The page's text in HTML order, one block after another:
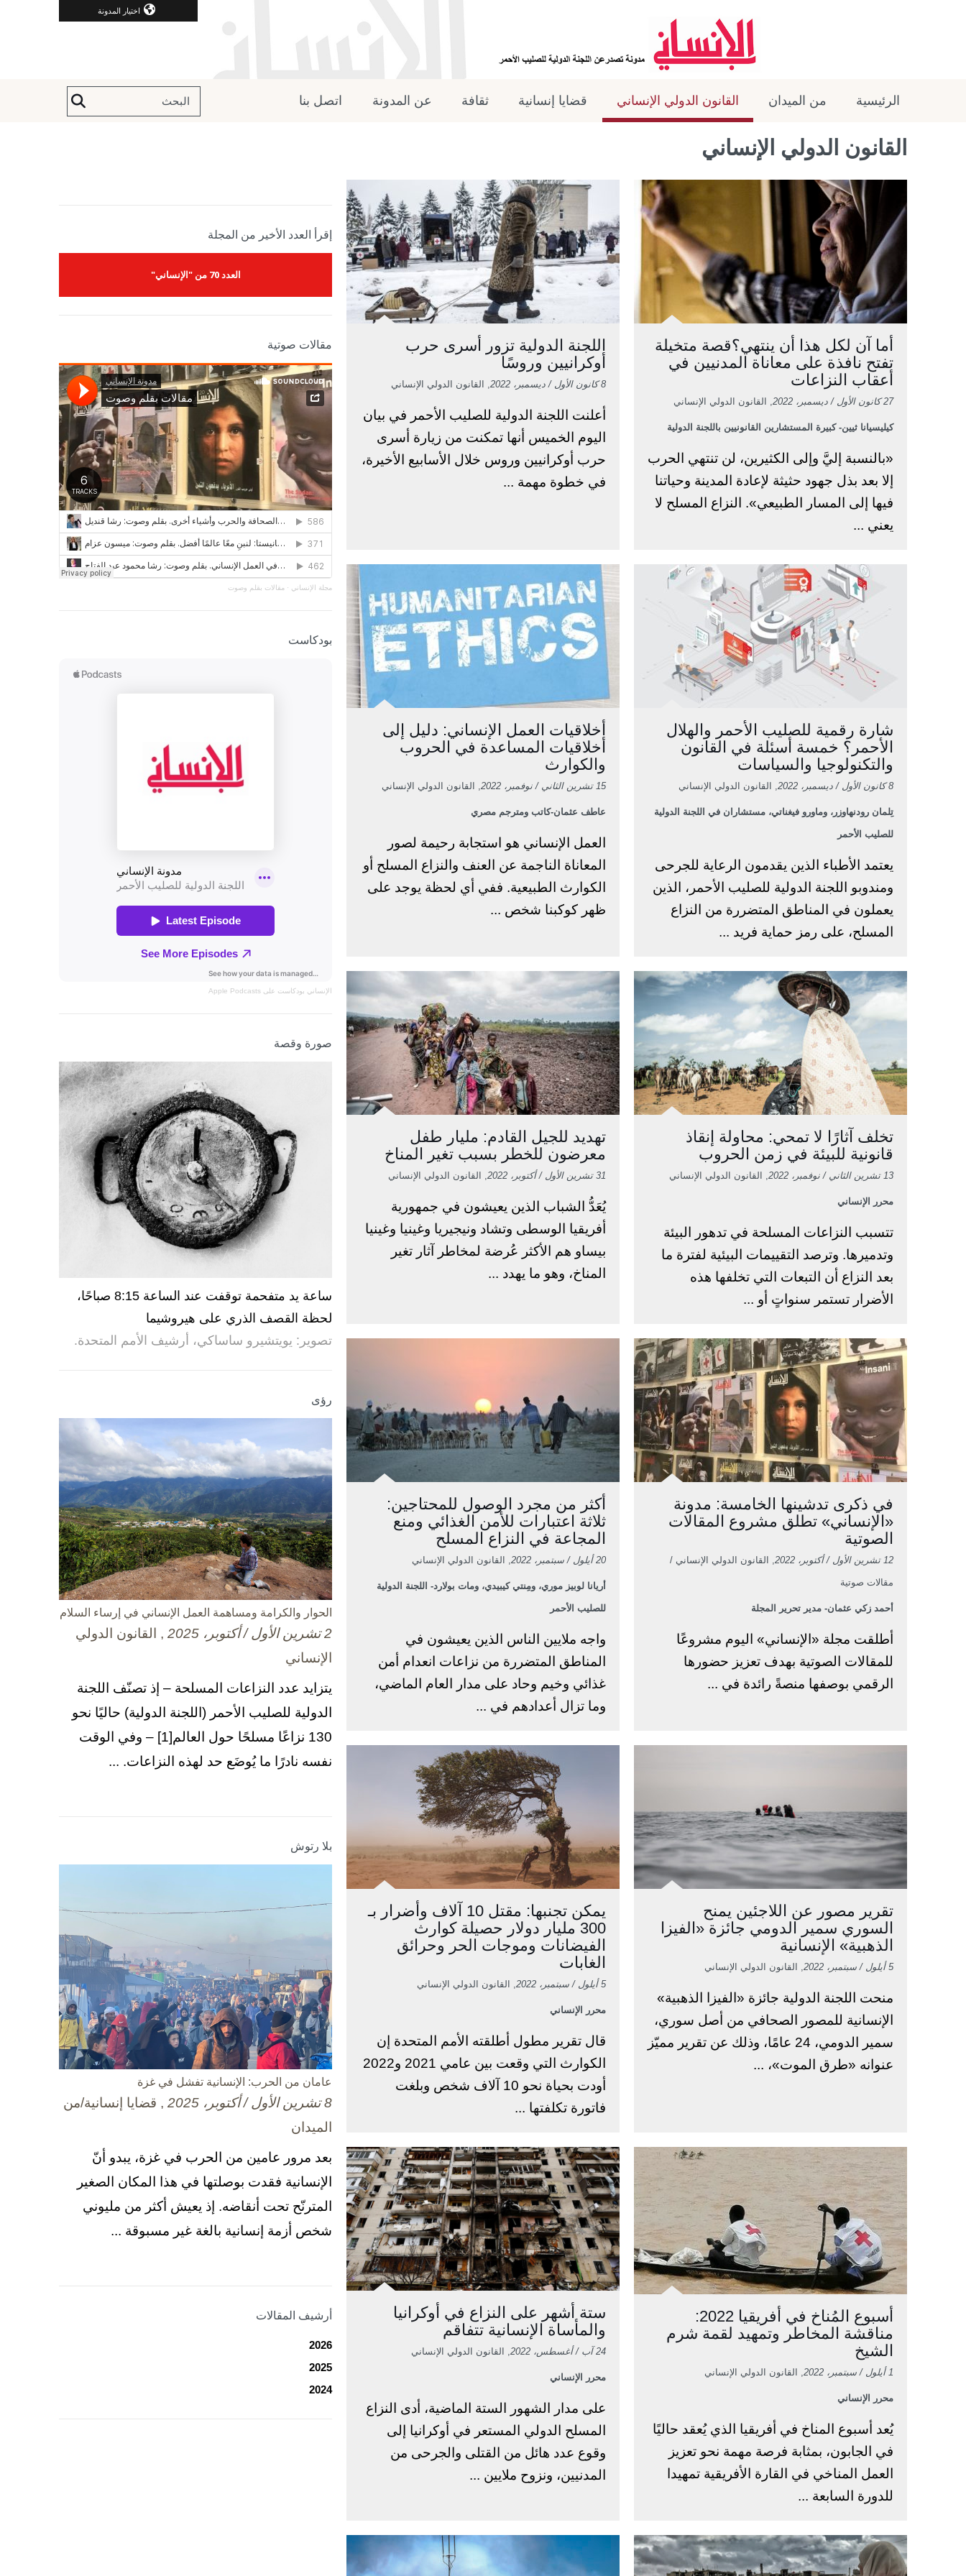
اختيار المدونة
الرئيسية من الميدان القانون الدولي الإنساني قضايا إنسانية ثقافة عن المدونة اتصل بنا
القانون الدولي الإنساني
أما آن لكل هذا أن ينتهي؟قصة متخيلة
تفتح نافذة على معاناة المدنيين في
أعقاب النزاعات
27 كانون الأول / ديسمبر، 2022 , القانون الدولي الإنساني
كيليسيانا ثيين- كبيرة المستشارين القانونيين باللجنة الدولية
«بالنسبة إليَّ وإلى الكثيرين، لن تنتهي الحرب
إلا بعد بذل جهود حثيثة لإعادة المدينة وحياتنا
فيها إلى المسار الطبيعي». النزاع المسلح لا
يعني ...
اللجنة الدولية تزور أسرى حرب
أوكرانيين وروسًا
8 كانون الأول / ديسمبر، 2022 , القانون الدولي الإنساني
أعلنت اللجنة الدولية للصليب الأحمر في بيان
اليوم الخميس أنها تمكنت من زيارة أسرى
حرب أوكرانيين وروس خلال الأسابيع الأخيرة،
في خطوة مهمة ...
شارة رقمية للصليب الأحمر والهلال
الأحمر؟ خمسة أسئلة في القانون
والتكنولوجيا والسياسات
8 كانون الأول / ديسمبر، 2022 , القانون الدولي الإنساني
تِلمان رودنهاوزر، وماورو فيغناتي، مستشاران في اللجنة الدولية
للصليب الأحمر
يعتمد الأطباء الذين يقدمون الرعاية للجرحى
ومندوبو اللجنة الدولية للصليب الأحمر، الذين
يعملون في المناطق المتضررة من النزاع
المسلح، على رمز حماية فريد ...
أخلاقيات العمل الإنساني: دليل إلى
أخلاقيات المساعدة في الحروب
والكوارث
15 تشرين الثاني / نوفمبر، 2022 , القانون الدولي الإنساني
عاطف عثمان-كاتب ومترجم مصري
العمل الإنساني هو استجابة رحيمة لصور
المعاناة الناجمة عن العنف والنزاع المسلح أو
الكوارث الطبيعية. ففي أي لحظة يوجد على
ظهر كوكبنا شخص ...
تخلف آثارًا لا تمحي: محاولة إنقاذ
قانونية للبيئة في زمن الحروب
13 تشرين الثاني / نوفمبر، 2022 , القانون الدولي الإنساني
محرر الإنساني
تتسبب النزاعات المسلحة في تدهور البيئة
وتدميرها. وترصد التقييمات البيئية لفترة ما
بعد النزاع أن التبعات التي تخلفها هذه
الأضرار تستمر سنواتٍ أو ...
تهديد للجيل القادم: مليار طفل
معرضون للخطر بسبب تغير المناخ
31 تشرين الأول / أكتوبر، 2022 , القانون الدولي الإنساني
يُعَدُّ الشباب الذين يعيشون في جمهورية
أفريقيا الوسطى وتشاد ونيجيريا وغينيا وغينيا
بيساو هم الأكثر عُرضة لمخاطر آثار تغير
المناخ، وهو ما يهدد ...
في ذكرى تدشينها الخامسة: مدونة
«الإنساني» تطلق مشروع المقالات
الصوتية
12 تشرين الأول / أكتوبر، 2022 , القانون الدولي الإنساني /
مقالات صوتية
أحمد زكي عثمان- مدير تحرير المجلة
أطلقت مجلة «الإنساني» اليوم مشروعًا
للمقالات الصوتية بهدف تعزيز حضورها
الرقمي بوصفها منصةً رائدة في ...
أكثر من مجرد الوصول للمحتاجين:
ثلاثة اعتبارات للأمن الغذائي ومنع
المجاعة في النزاع المسلح
20 أيلول / سبتمبر، 2022 , القانون الدولي الإنساني
أريانا لوبيز موري، ومِنتي كيبيدي، ومات بولارد- اللجنة الدولية
للصليب الأحمر
واجه ملايين الناس الذين يعيشون في
المناطق المتضررة من نزاعات انعدام أمن
غذائي وخيم وحاد على مدار العام الماضي،
وما تزال أعدادهم في ...
تقرير مصور عن اللاجئين يمنح
السوري سمير الدومي جائزة «الفيزا
الذهبية» الإنسانية
5 أيلول / سبتمبر، 2022 , القانون الدولي الإنساني
منحت اللجنة الدولية جائزة «الفيزا الذهبية»
الإنسانية للمصور الصحافي من أصل سوري،
سمير الدومي، 24 عامًا، وذلك عن تقرير مميّز
عنوانه «طرق الموت»، ...
يمكن تجنبها: مقتل 10 آلاف وأضرار بـ
300 مليار دولار حصيلة كوارث
الفيضانات وموجات الحر وحرائق
الغابات
5 أيلول / سبتمبر، 2022 , القانون الدولي الإنساني
محرر الإنساني
قال تقرير مطول أطلقته الأمم المتحدة إن
الكوارث التي وقعت بين عامي 2021 و2022
أودت بحياة نحو 10 آلاف شخص وبلغت
فاتورة تكلفتها ...
أسبوع المُناخ في أفريقيا 2022:
مناقشة المخاطر وتمهيد لقمة شرم
الشيخ
1 أيلول / سبتمبر، 2022 , القانون الدولي الإنساني
محرر الإنساني
يُعد أسبوع المناخ في أفريقيا الذي يُعقد حاليًا
في الجابون، بمثابة فرصة مهمة نحو تعزيز
العمل المناخي في القارة الأفريقية تمهيدا
للدورة السابعة ...
ستة أشهر على النزاع في أوكرانيا
والمأساة الإنسانية تتفاقم
24 آب / أغسطس، 2022 , القانون الدولي الإنساني
محرر الإنساني
على مدار الشهور الستة الماضية، أدى النزاع
المسلح الدولي المستعر في أوكرانيا إلى
وقوع عدد هائل من القتلى والجرحى من
المدنيين، ونزوح ملايين ...
إقرأ العدد الأخير من المجلة
العدد 70 من "الإنساني"
مقالات صوتية
مجلة الإنساني · مقالات بقلم وصوت
بودكاست
الإنساني بودكاست على Apple Podcasts
صورة وقصة
ساعة يد متفحمة توقفت عند الساعة 8:15 صباحًا،
لحظة القصف الذري على هيروشيما
تصوير: يويتشيرو ساساكي، أرشيف الأمم المتحدة.
رؤى
الحوار والكرامة ومساهمة العمل الإنساني في إرساء السلام
2 تشرين الأول / أكتوبر، 2025
, القانون الدولي
الإنساني
يتزايد عدد النزاعات المسلحة – إذ تصنّف اللجنة
الدولية للصليب الأحمر (اللجنة الدولية) حاليًا نحو
130 نزاعًا مسلحًا حول العالم[1] – وفي الوقت
نفسه نادرًا ما يُوضَع حد لهذه النزاعات. ...
بلا رتوش
عامان من الحرب: الإنسانية تفشل في غزة
8 تشرين الأول / أكتوبر، 2025
, قضايا إنسانية/من
الميدان
بعد مرور عامين من الحرب في غزة، يبدو أنّ
الإنسانية فقدت بوصلتها في هذا المكان الصغير
المترنّح تحت أنقاضه. إذ يعيش أكثر من مليوني
شخص أزمة إنسانية بالغة غير مسبوقة ...
أرشيف المقالات
2026
2025
2024